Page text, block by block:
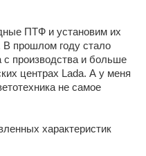
ПТФ и установим их
В прошлом году стало
с производства и больше
центрах Lada. А у меня
не самое
характеристик